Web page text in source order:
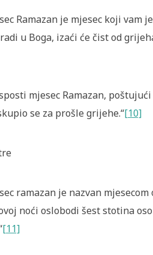
Ramazan je mjesec koji vam
u Boga, izaći će čist od
mjesec Ramazan,
se za prošle grijehe.“[10]
ramazan je nazvan
noći oslobodi šest stotina
[11]